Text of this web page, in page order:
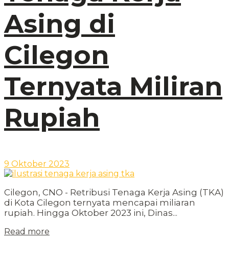
Asing di
Cilegon
Ternyata Miliran
Rupiah
9 Oktober 2023
Cilegon, CNO - Retribusi Tenaga Kerja Asing (TKA)
di Kota Cilegon ternyata mencapai miliaran
rupiah. Hingga Oktober 2023 ini, Dinas...
Read more